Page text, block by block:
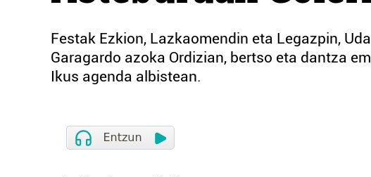
Festak Ezkion, Lazkaomendin eta Legazpin,
Garagardo azoka Ordizian, bertso eta dantza
Ikus agenda albistean.